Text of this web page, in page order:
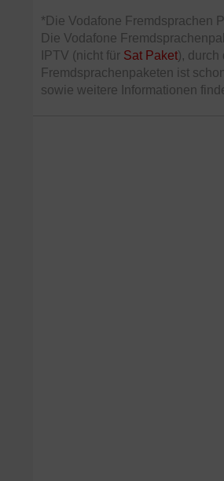
*Die Vodafone Fremdsprachen
Die Vodafone
IPTV (nicht für Sat Paket), durch
Fremdsprachenpaketen ist
sowie weitere Informationen